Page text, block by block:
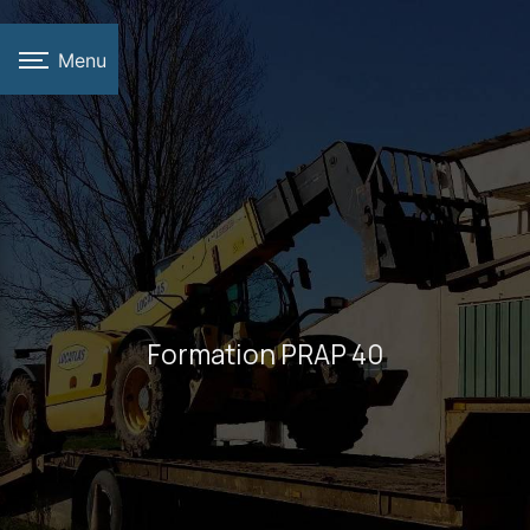
Menu
Formation PRAP 40
Panneau de gestion des cookies